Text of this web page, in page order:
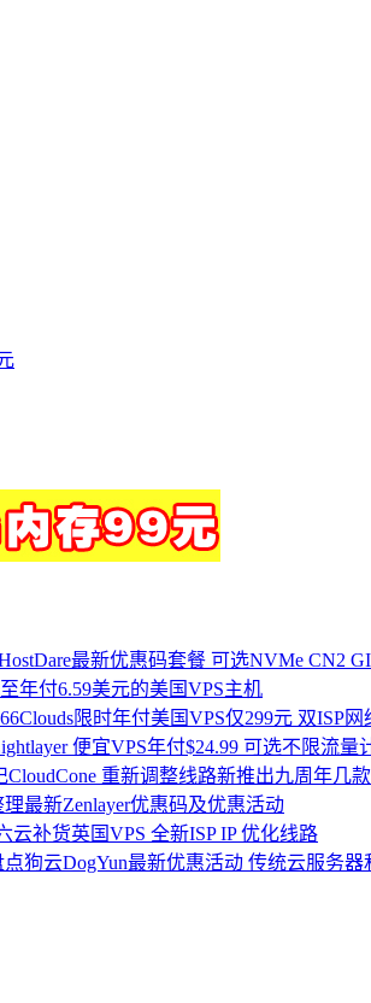
最新优惠码套餐 可选NVMe CN2
年付6.59美元的美国VPS主机
限时年付美国VPS仅299元 双ISP
便宜VPS年付$24.99 可选不限流量
CloudCone 重新调整线路新推出九周年几
最新Zenlayer优惠码及优惠活动
云补货英国VPS 全新ISP IP 优化线路
点狗云DogYun最新优惠活动 传统云服务器